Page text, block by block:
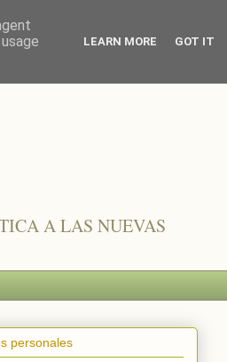
A LAS NUEVAS
personales
LEARN MORE GOT IT